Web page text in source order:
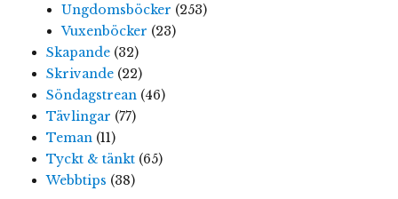
Ungdomsböcker (253)
Vuxenböcker (23)
Skapande(32)
Skrivande(22)
Söndagstrean(46)
Tävlingar (77)
Teman(11)
Tyckt & tänkt(65)
Webbtips (38)